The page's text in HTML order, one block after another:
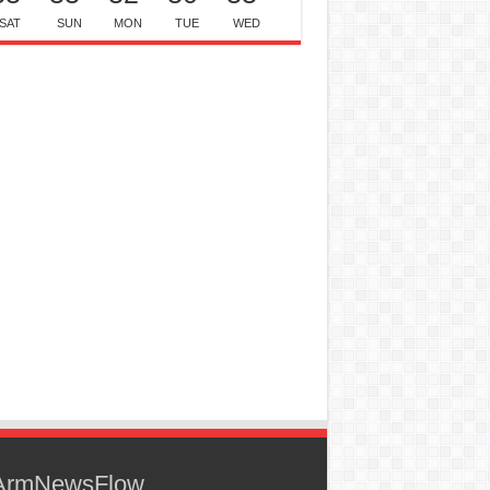
SAT SUN MON TUE WED